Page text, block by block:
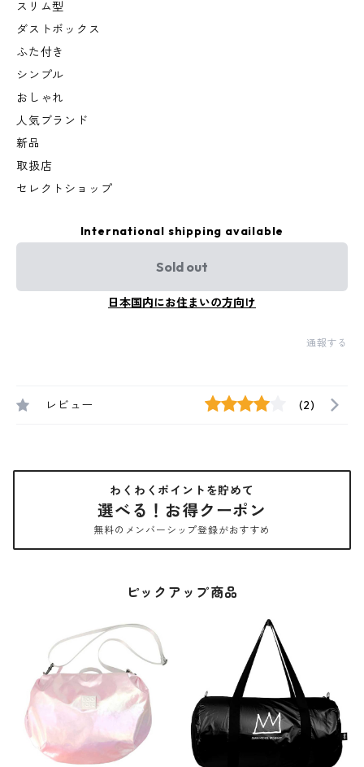
スリム型
ダストボックス
ふた付き
シンプル
おしゃれ
人気ブランド
新品
取扱店
セレクトショップ
International shipping available
Sold out
日本国内にお住まいの方向け
通報する
レビュー (2)
わくわくポイントを貯めて
選べる！お得クーポン
無料のメンバーシップ登録がおすすめ
ピックアップ商品